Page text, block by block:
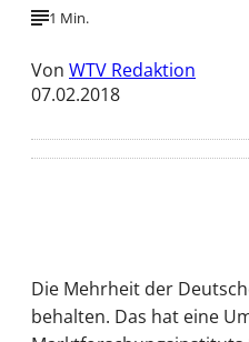
1 Min.
Von WTV Redaktion
07.02.2018
Die Mehrheit der
behalten. Das hat eine